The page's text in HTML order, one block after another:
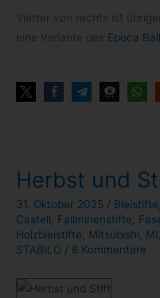
Vier­ter von rechts ist
eine Vari­ante des Epoca
Herbst und
31. Oktober 2025 / Bleistifte
Castell
Fallminenstifte
Holzbleistifte
Mitsubishi
STABILO / 8 Kommentare